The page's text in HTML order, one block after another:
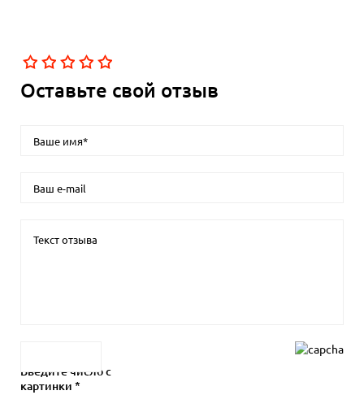
Оставьте свой отзыв
Введите число с
картинки *